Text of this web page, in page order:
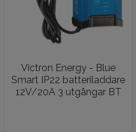
Victron Energy - Blue
Smart IP22 batteriladdare
12V/20A 3 utgångar BT